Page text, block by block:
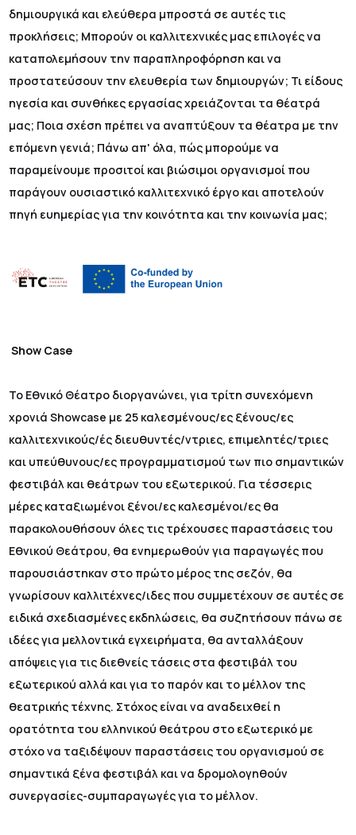
δημιουργικά και ελεύθερα μπροστά σε αυτές τις
προκλήσεις; Μπορούν οι καλλιτεχνικές μας επιλογές να
καταπολεμήσουν την παραπληροφόρηση και να
προστατεύσουν την ελευθερία των δημιουργών; Τι είδους
ηγεσία και συνθήκες εργασίας χρειάζονται τα θέατρά
μας; Ποια σχέση πρέπει να αναπτύξουν τα θέατρα με την
επόμενη γενιά; Πάνω απ' όλα, πώς μπορούμε να
παραμείνουμε προσιτοί και βιώσιμοι οργανισμοί που
παράγουν ουσιαστικό καλλιτεχνικό έργο και αποτελούν
πηγή ευημερίας για την κοινότητα και την κοινωνία μας;
Show Case
Το Εθνικό Θέατρο διοργανώνει, για τρίτη συνεχόμενη
χρονιά Showcase με 25 καλεσμένους/ες ξένους/ες
καλλιτεχνικούς/ές διευθυντές/ντριες, επιμελητές/τριες
και υπεύθυνους/ες προγραμματισμού των πιο σημαντικών
φεστιβάλ και θεάτρων του εξωτερικού. Για τέσσερις
μέρες καταξιωμένοι ξένοι/ες καλεσμένοι/ες θα
παρακολουθήσουν όλες τις τρέχουσες παραστάσεις του
Εθνικού Θεάτρου, θα ενημερωθούν για παραγωγές που
παρουσιάστηκαν στο πρώτο μέρος της σεζόν, θα
γνωρίσουν καλλιτέχνες/ιδες που συμμετέχουν σε αυτές σε
ειδικά σχεδιασμένες εκδηλώσεις, θα συζητήσουν πάνω σε
ιδέες για μελλοντικά εγχειρήματα, θα ανταλλάξουν
απόψεις για τις διεθνείς τάσεις στα φεστιβάλ του
εξωτερικού αλλά και για το παρόν και το μέλλον της
θεατρικής τέχνης. Στόχος είναι να αναδειχθεί η
ορατότητα του ελληνικού θεάτρου στο εξωτερικό με
στόχο να ταξιδέψουν παραστάσεις του οργανισμού σε
σημαντικά ξένα φεστιβάλ και να δρομολογηθούν
συνεργασίες-συμπαραγωγές για το μέλλον.